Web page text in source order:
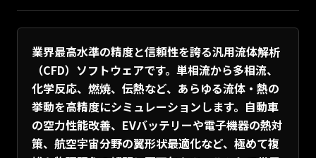
業界最高水準の精度と信頼性を誇る汎用流体解析
（CFD）ソフトウェアです。単相流から多相流、
化学反応、燃焼、伝熱など、あらゆる流体・熱の
挙動を高精度にシミュレーションします。自動車
の空力性能改善、EVバッテリーや電子機器の熱対
策、航空宇宙分野の翼形状最適化など、極めて複